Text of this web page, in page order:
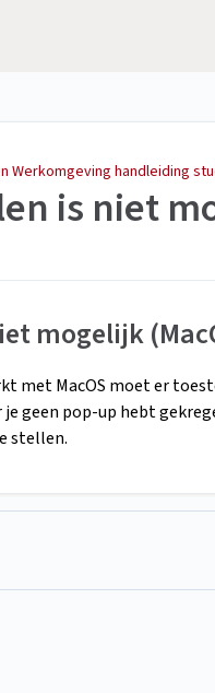
Werkomgeving handleiding
is niet
mogelijk
met MacOS moet er
geen pop-up hebt
stellen.